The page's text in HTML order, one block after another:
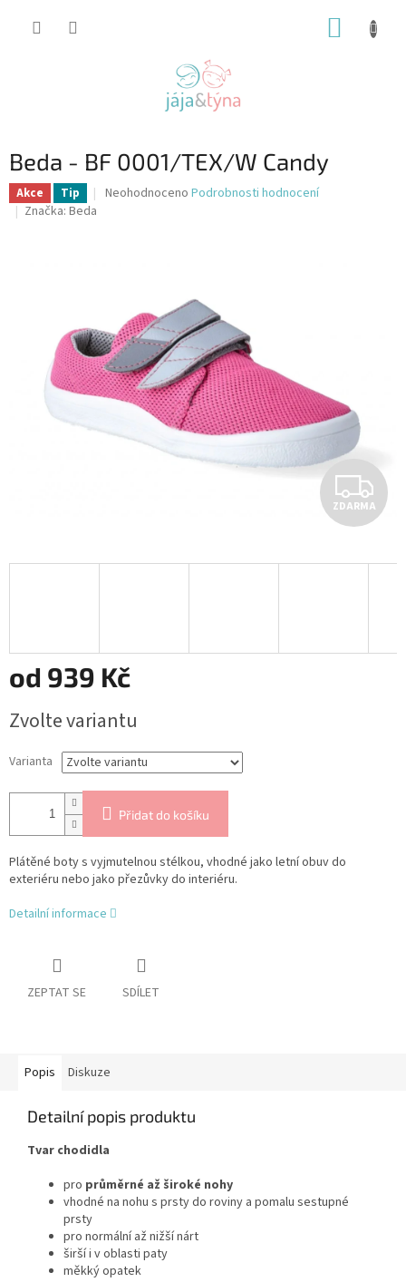
Beda - BF 0001/TEX/W Candy
Akce Tip
Průměrné
hvězdiček.
Neohodnoceno Podrobnosti hodnocení
Značka: Beda
Z
D
A
ZDARMA
od 939 Kč
cena:
Zvolte variantu
Varianta
Přidat do košíku
Plátěné boty s vyjmutelnou stélkou, vhodné jako letní obuv do
exteriéru nebo jako přezůvky do interiéru.
Detailní informace
ZEPTAT SE SDÍLET
Popis Diskuze
Detailní popis produktu
Tvar chodidla
pro průměrné až široké nohy
vhodné na nohu s prsty do roviny a pomalu sestupné
prsty
pro normální až nižší nárt
širší i v oblasti paty
měkký opatek